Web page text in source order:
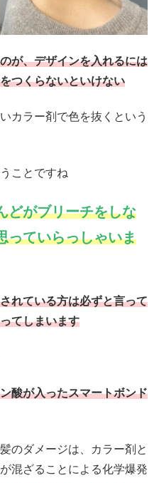
が、デザインを入れるには
つくらないといけない
カラー剤で色を抜くという
ことですね
どがブリーチをしな
っていらっしゃいま
れている方は必ずと言って
てしまいます
酸が入ったスマートボンド
のダメージは、カラー剤と
混ざることによる化学爆発